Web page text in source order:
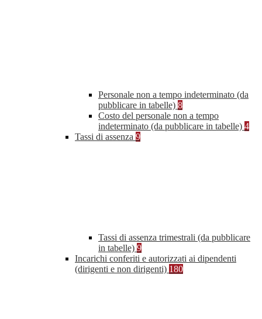
Personale non a tempo indeterminato (da
pubblicare in tabelle) 8
Costo del personale non a tempo
indeterminato (da pubblicare in tabelle) 4
Tassi di assenza 9
Tassi di assenza trimestrali (da pubblicare
in tabelle) 9
Incarichi conferiti e autorizzati ai dipendenti
(dirigenti e non dirigenti) 180